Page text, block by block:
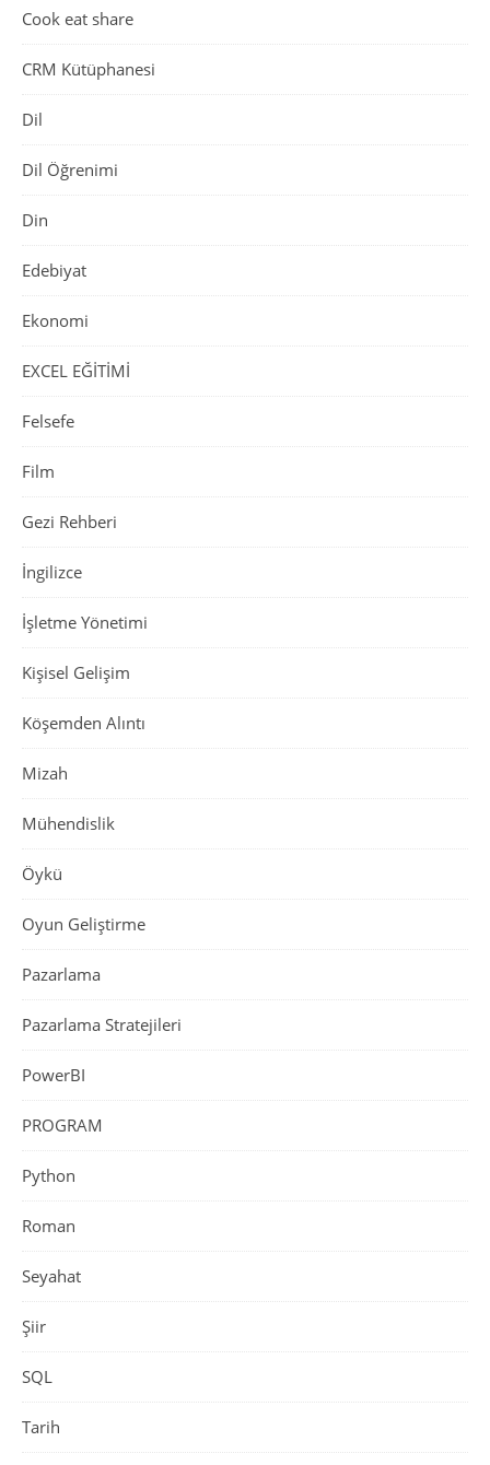
Cook eat share
CRM Kütüphanesi
Dil
Dil Öğrenimi
Din
Edebiyat
Ekonomi
EXCEL EĞİTİMİ
Felsefe
Film
Gezi Rehberi
İngilizce
İşletme Yönetimi
Kişisel Gelişim
Köşemden Alıntı
Mizah
Mühendislik
Öykü
Oyun Geliştirme
Pazarlama
Pazarlama Stratejileri
PowerBI
PROGRAM
Python
Roman
Seyahat
Şiir
SQL
Tarih